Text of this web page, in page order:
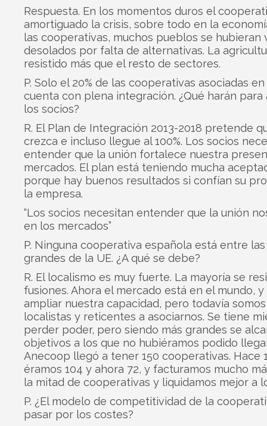
Respuesta. En los momentos duros el
amortiguado la crisis, sobre todo en la
las cooperativas, muchos pueblos se hubieran
desolados por falta de alternativas. La
resistido más que el resto de sectores.
P. Solo el 20% de las cooperativas asociadas
cuenta con plena integración. ¿Qué harán para
los socios?
R. El Plan de Integración 2013-2018 pretende
crezca e incluso llegue al 100%. Los socios
entender que la unión fortalece nuestra
mercados. El plan está teniendo mucha
porque hay buenos resultados si confían su
la empresa.
“Los socios necesitan entender que la unión
en los mercados”
P. Ninguna cooperativa española está entre las
grandes de la UE. ¿A qué se debe?
R. El localismo es muy fuerte. La mayoría se
fusiones. Ahora el mercado está en el mundo,
ampliar nuestra capacidad, pero todavía
localistas y reticentes a asociarnos. Se tiene
perder poder, pero siendo más grandes se
objetivos a los que no hubiéramos podido
Anecoop llegó a tener 150 cooperativas. Hace
éramos 104 y ahora 72, y facturamos mucho
la mitad de cooperativas y liquidamos mejor a
P. ¿El modelo de competitividad de la
pasar por los costes?